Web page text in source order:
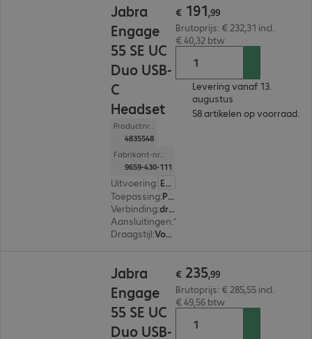
Jabra
Engage
55 SE UC
Duo USB-
C
Headset
Productnr.:
4835548
Fabrikant-nr.:
9659-430-111
Uitvoering: Europa
Toepassing: PC, Notebook
Verbinding:
draadloos
Aansluitingen:
Draagstijl: Voor beide oren
€ 191,99
Brutoprijs: € 232,31 incl.
€ 40,32 btw
Levering vanaf 13.
augustus
58 artikelen op voorraad.
Jabra
Engage
55 SE UC
Duo USB-
€ 235,99
Brutoprijs: € 285,55 incl.
€ 49,56 btw